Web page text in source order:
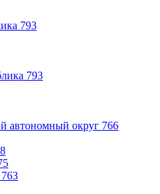
793
793
автономный округ 766
763